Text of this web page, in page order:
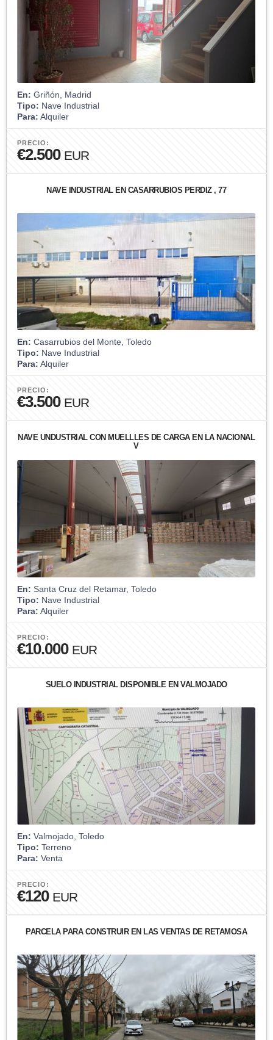
En: Griñón, Madrid
Tipo: Nave Industrial
Para: Alquiler
PRECIO:
€2.500 EUR
NAVE INDUSTRIAL EN CASARRUBIOS PERDIZ , 77
En: Casarrubios del Monte, Toledo
Tipo: Nave Industrial
Para: Alquiler
PRECIO:
€3.500 EUR
NAVE UNDUSTRIAL CON MUELLLES DE CARGA EN LA NACIONAL
V
En: Santa Cruz del Retamar, Toledo
Tipo: Nave Industrial
Para: Alquiler
PRECIO:
€10.000 EUR
SUELO INDUSTRIAL DISPONIBLE EN VALMOJADO
En: Valmojado, Toledo
Tipo: Terreno
Para: Venta
PRECIO:
€120 EUR
PARCELA PARA CONSTRUIR EN LAS VENTAS DE RETAMOSA